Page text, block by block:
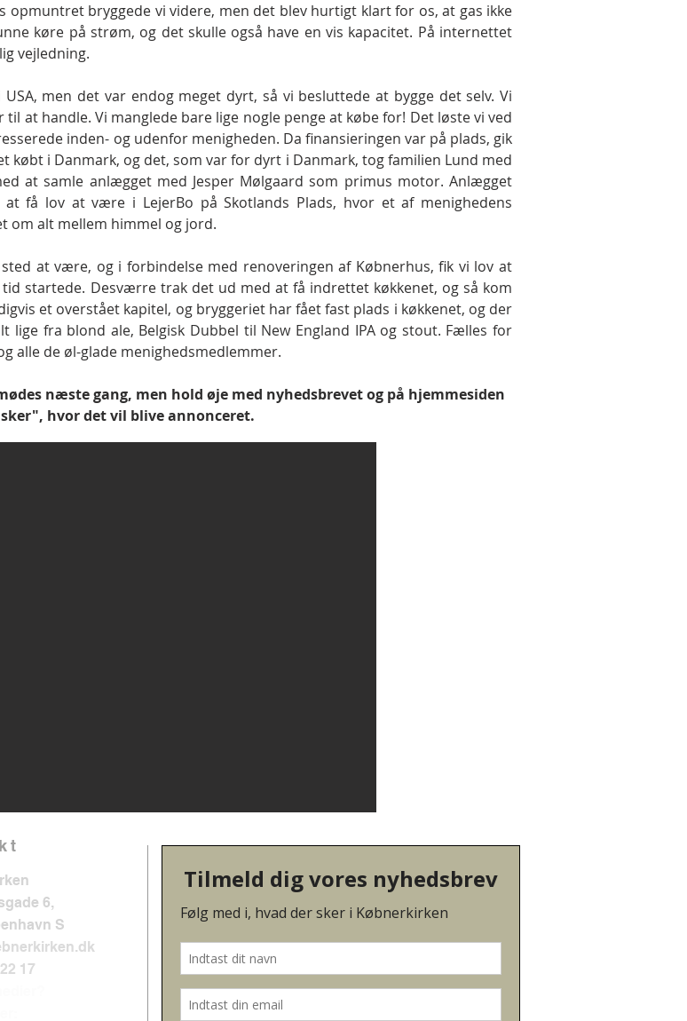
opmuntret bryggede vi videre, men det blev hurtigt klart for os, at gas ikke
køre på strøm, og det skulle også have en vis kapacitet. På internettet
vejledning.
men det var endog meget dyrt, så vi besluttede at bygge det selv. Vi
at handle. Vi manglede bare lige nogle penge at købe for! Det løste vi ved
inden- og udenfor menigheden. Da finansieringen var på plads, gik
købt i Danmark, og det, som var for dyrt i Danmark, tog familien Lund med
at samle anlægget med Jesper Mølgaard som primus motor. Anlægget
få lov at være i LejerBo på Skotlands Plads, hvor et af menighedens
om alt mellem himmel og jord.
at være, og i forbindelse med renoveringen af Købnerhus, fik vi lov at
startede. Desværre trak det ud med at få indrettet køkkenet, og så kom
et overstået kapitel, og bryggeriet har fået fast plads i køkkenet, og der
lige fra blond ale, Belgisk Dubbel til New England IPA og stout. Fælles for
alle de øl-glade menighedsmedlemmer.
næste gang, men hold øje med nyhedsbrevet og på hjemmesiden
hvor det vil blive annonceret.
6,
S
17